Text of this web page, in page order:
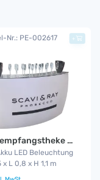
Nr.: PE-002617
Sektempfangstheke mit LED
LED Beleuchtung
x L 0,8 x H 1,1 m
+